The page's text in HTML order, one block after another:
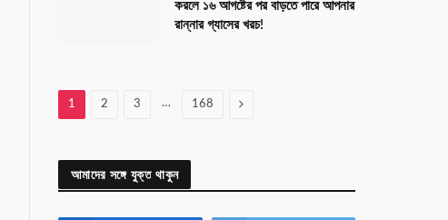
করলে ১৬ আগষ্টের পর বাড়তে পারে আপনার
রান্নার গ্যাসের খরচ!
1 2 3 … 168 Next
আমাদের সঙ্গে যুক্ত থাকুন